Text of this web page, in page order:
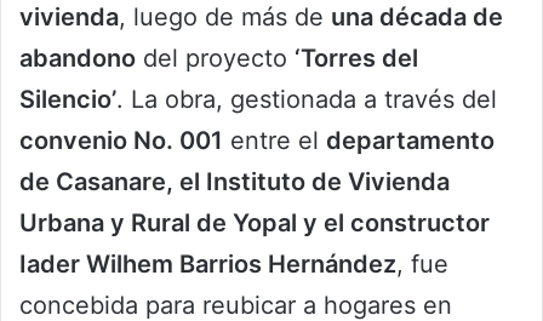
vivienda, luego de más de una década de
abandono del proyecto ‘Torres del
Silencio’. La obra, gestionada a través del
convenio No. 001 entre el departamento
de Casanare, el Instituto de Vivienda
Urbana y Rural de Yopal y el constructor
Iader Wilhem Barrios Hernández, fue
concebida para reubicar a hogares en